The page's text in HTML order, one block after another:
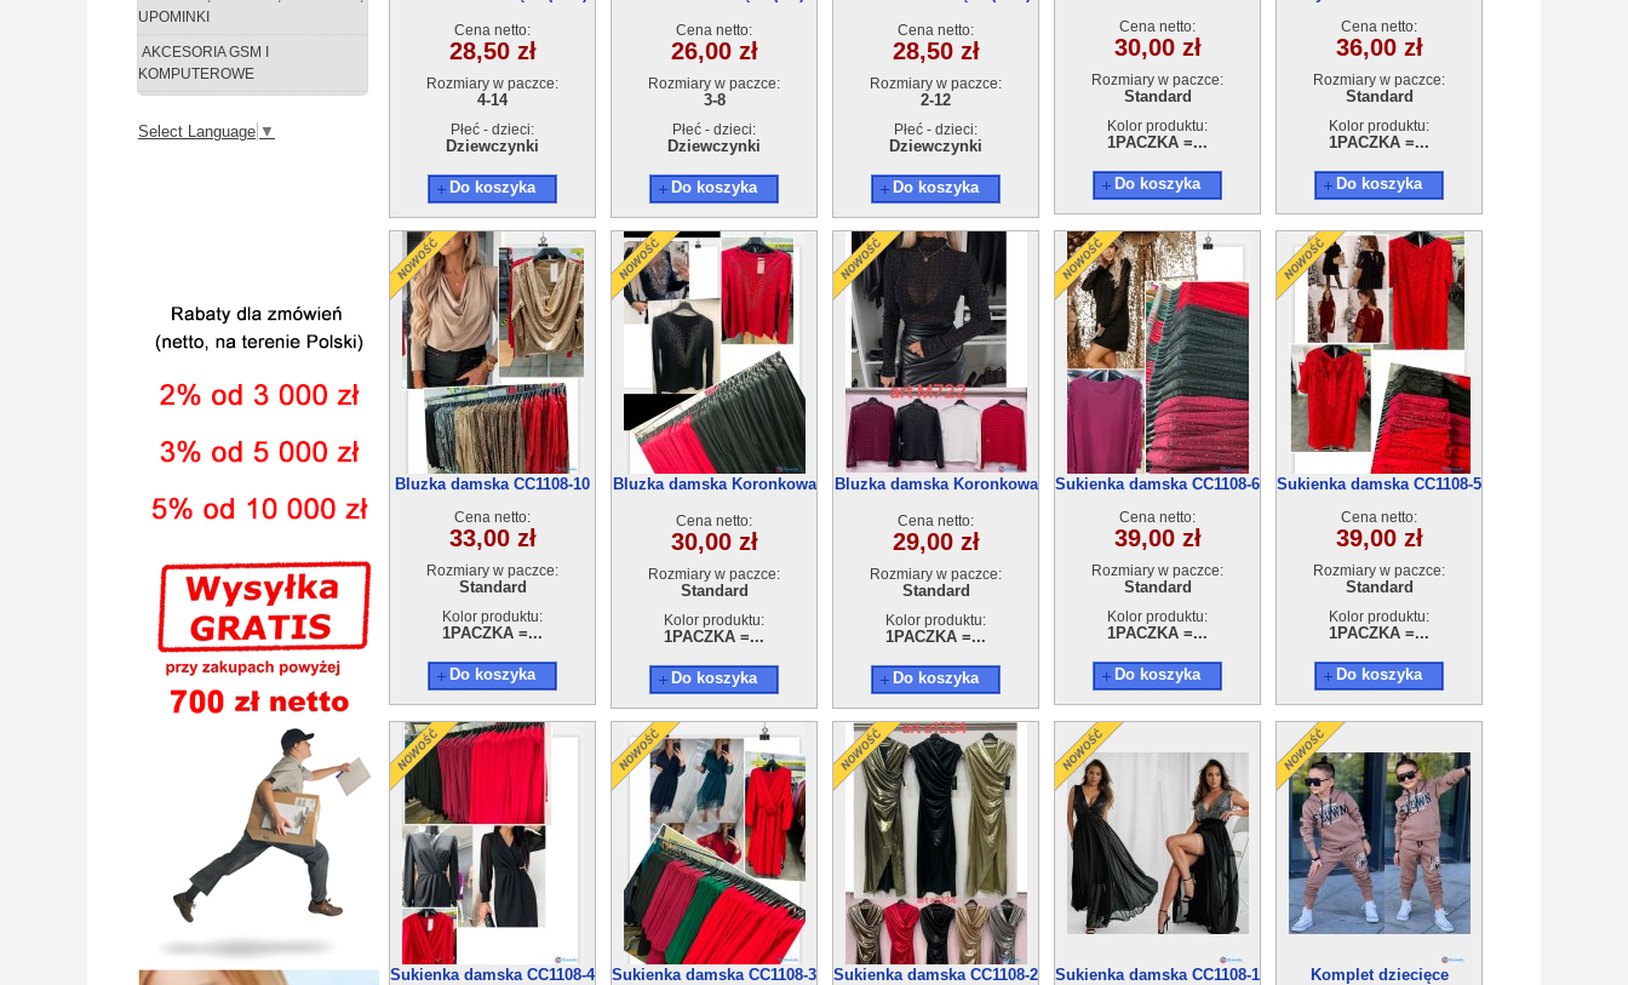
UPOMINKI
AKCESORIA GSM I
KOMPUTEROWE
Select Language ▼
Cena netto:
28,50 zł
Rozmiary w paczce:
4-14
Płeć - dzieci:
Dziewczynki
Do koszyka
Cena netto:
26,00 zł
Rozmiary w paczce:
3-8
Płeć - dzieci:
Dziewczynki
Do koszyka
Cena netto:
28,50 zł
Rozmiary w paczce:
2-12
Płeć - dzieci:
Dziewczynki
Do koszyka
Cena netto:
30,00 zł
Rozmiary w paczce:
Standard
Kolor produktu:
1PACZKA =...
Do koszyka
Cena netto:
36,00 zł
Rozmiary w paczce:
Standard
Kolor produktu:
1PACZKA =...
Do koszyka
Bluzka damska CC1108-10
Cena netto:
33,00 zł
Rozmiary w paczce:
Standard
Kolor produktu:
1PACZKA =...
Do koszyka
Bluzka damska Koronkowa
Cena netto:
30,00 zł
Rozmiary w paczce:
Standard
Kolor produktu:
1PACZKA =...
Do koszyka
Bluzka damska Koronkowa
Cena netto:
29,00 zł
Rozmiary w paczce:
Standard
Kolor produktu:
1PACZKA =...
Do koszyka
Sukienka damska CC1108-6
Cena netto:
39,00 zł
Rozmiary w paczce:
Standard
Kolor produktu:
1PACZKA =...
Do koszyka
Sukienka damska CC1108-5
Cena netto:
39,00 zł
Rozmiary w paczce:
Standard
Kolor produktu:
1PACZKA =...
Do koszyka
Sukienka damska CC1108-4 Sukienka damska CC1108-3 Sukienka damska CC1108-2 Sukienka damska CC1108-1
Komplet dziecięce